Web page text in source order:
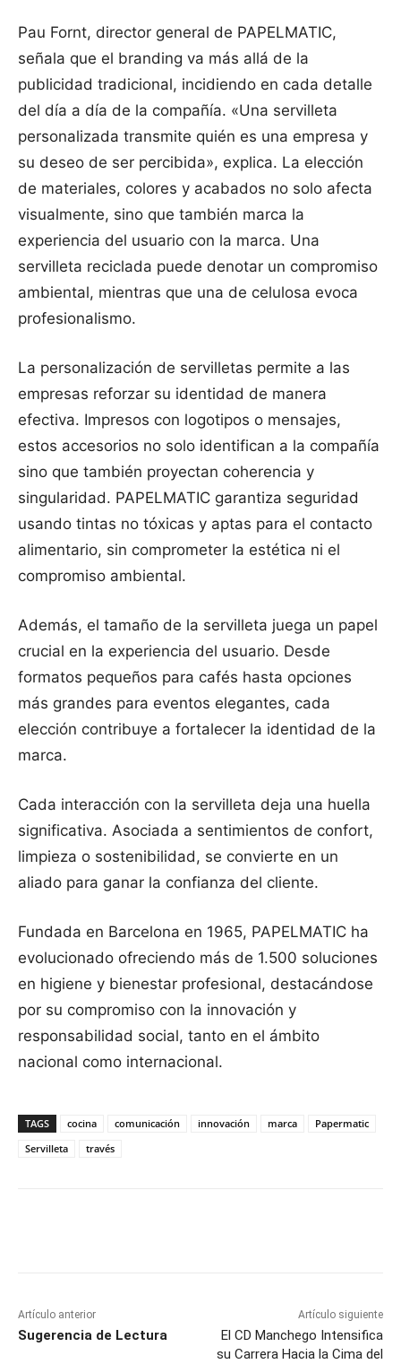
Pau Fornt, director general de PAPELMATIC,
señala que el branding va más allá de la
publicidad tradicional, incidiendo en cada detalle
del día a día de la compañía. «Una servilleta
personalizada transmite quién es una empresa y
su deseo de ser percibida», explica. La elección
de materiales, colores y acabados no solo afecta
visualmente, sino que también marca la
experiencia del usuario con la marca. Una
servilleta reciclada puede denotar un compromiso
ambiental, mientras que una de celulosa evoca
profesionalismo.
La personalización de servilletas permite a las
empresas reforzar su identidad de manera
efectiva. Impresos con logotipos o mensajes,
estos accesorios no solo identifican a la compañía
sino que también proyectan coherencia y
singularidad. PAPELMATIC garantiza seguridad
usando tintas no tóxicas y aptas para el contacto
alimentario, sin comprometer la estética ni el
compromiso ambiental.
Además, el tamaño de la servilleta juega un papel
crucial en la experiencia del usuario. Desde
formatos pequeños para cafés hasta opciones
más grandes para eventos elegantes, cada
elección contribuye a fortalecer la identidad de la
marca.
Cada interacción con la servilleta deja una huella
significativa. Asociada a sentimientos de confort,
limpieza o sostenibilidad, se convierte en un
aliado para ganar la confianza del cliente.
Fundada en Barcelona en 1965, PAPELMATIC ha
evolucionado ofreciendo más de 1.500 soluciones
en higiene y bienestar profesional, destacándose
por su compromiso con la innovación y
responsabilidad social, tanto en el ámbito
nacional como internacional.
TAGS cocina comunicación innovación marca
Papermatic
Servilleta
través
Artículo anterior
Sugerencia de Lectura
Artículo siguiente
El CD Manchego Intensifica
su Carrera Hacia la Cima del